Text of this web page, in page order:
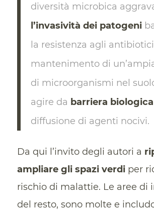
diversità microbica
l’invasività dei patogeni
la resistenza agli
mantenimento di
di microorganismi nel
agire da barriera biologica
diffusione di agenti nocivi.
Da qui l’invito degli autori a
ampliare gli spazi verdiper
rischio di malattie. Le aree di
del resto, sono molte e